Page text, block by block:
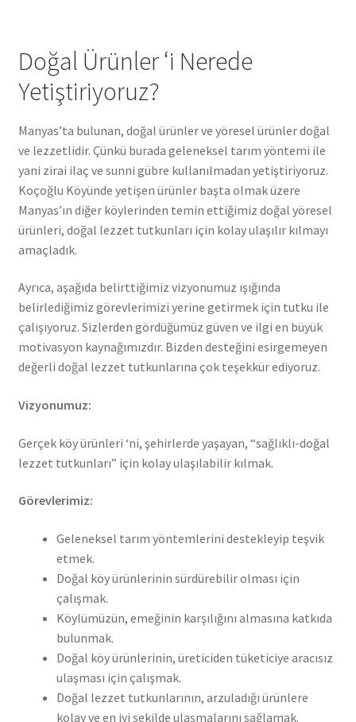
Doğal Ürünler ‘i Nerede
Yetiştiriyoruz?
Manyas’ta bulunan, doğal ürünler ve yöresel ürünler doğal
ve lezzetlidir. Çünkü burada geleneksel tarım yöntemi ile
yani zirai ilaç ve sunni gübre kullanılmadan yetiştiriyoruz.
Koçoğlu Köyünde yetişen ürünler başta olmak üzere
Manyas’ın diğer köylerinden temin ettiğimiz doğal yöresel
ürünleri, doğal lezzet tutkunları için kolay ulaşılır kılmayı
amaçladık.
Ayrıca, aşağıda belirttiğimiz vizyonumuz ışığında
belirlediğimiz görevlerimizi yerine getirmek için tutku ile
çalışıyoruz. Sizlerden gördüğümüz güven ve ilgi en büyük
motivasyon kaynağımızdır. Bizden desteğini esirgemeyen
değerli doğal lezzet tutkunlarına çok teşekkür ediyoruz.
Vizyonumuz:
Gerçek köy ürünleri ‘ni, şehirlerde yaşayan, “sağlıklı-doğal
lezzet tutkunları” için kolay ulaşılabilir kılmak.
Görevlerimiz:
Geleneksel tarım yöntemlerini destekleyip teşvik
etmek.
Doğal köy ürünlerinin sürdürebilir olması için
çalışmak.
Köylümüzün, emeğinin karşılığını almasına katkıda
bulunmak.
Doğal köy ürünlerinin, üreticiden tüketiciye aracısız
ulaşması için çalışmak.
Doğal lezzet tutkunlarının, arzuladığı ürünlere
kolay ve en iyi şekilde ulaşmalarını sağlamak.